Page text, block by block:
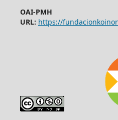
OAI-PMH
URL: https://